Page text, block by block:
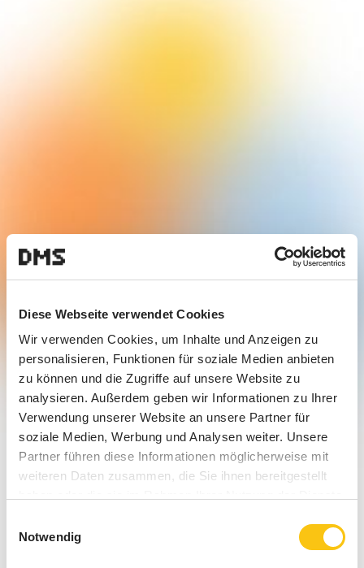
Diese Webseite verwendet Cookies
Wir verwenden Cookies, um Inhalte und Anzeigen zu
personalisieren, Funktionen für soziale Medien anbieten
zu können und die Zugriffe auf unsere Website zu
analysieren. Außerdem geben wir Informationen zu Ihrer
Verwendung unserer Website an unsere Partner für
soziale Medien, Werbung und Analysen weiter. Unsere
Partner führen diese Informationen möglicherweise mit
weiteren Daten zusammen, die Sie ihnen bereitgestellt
Notwendig